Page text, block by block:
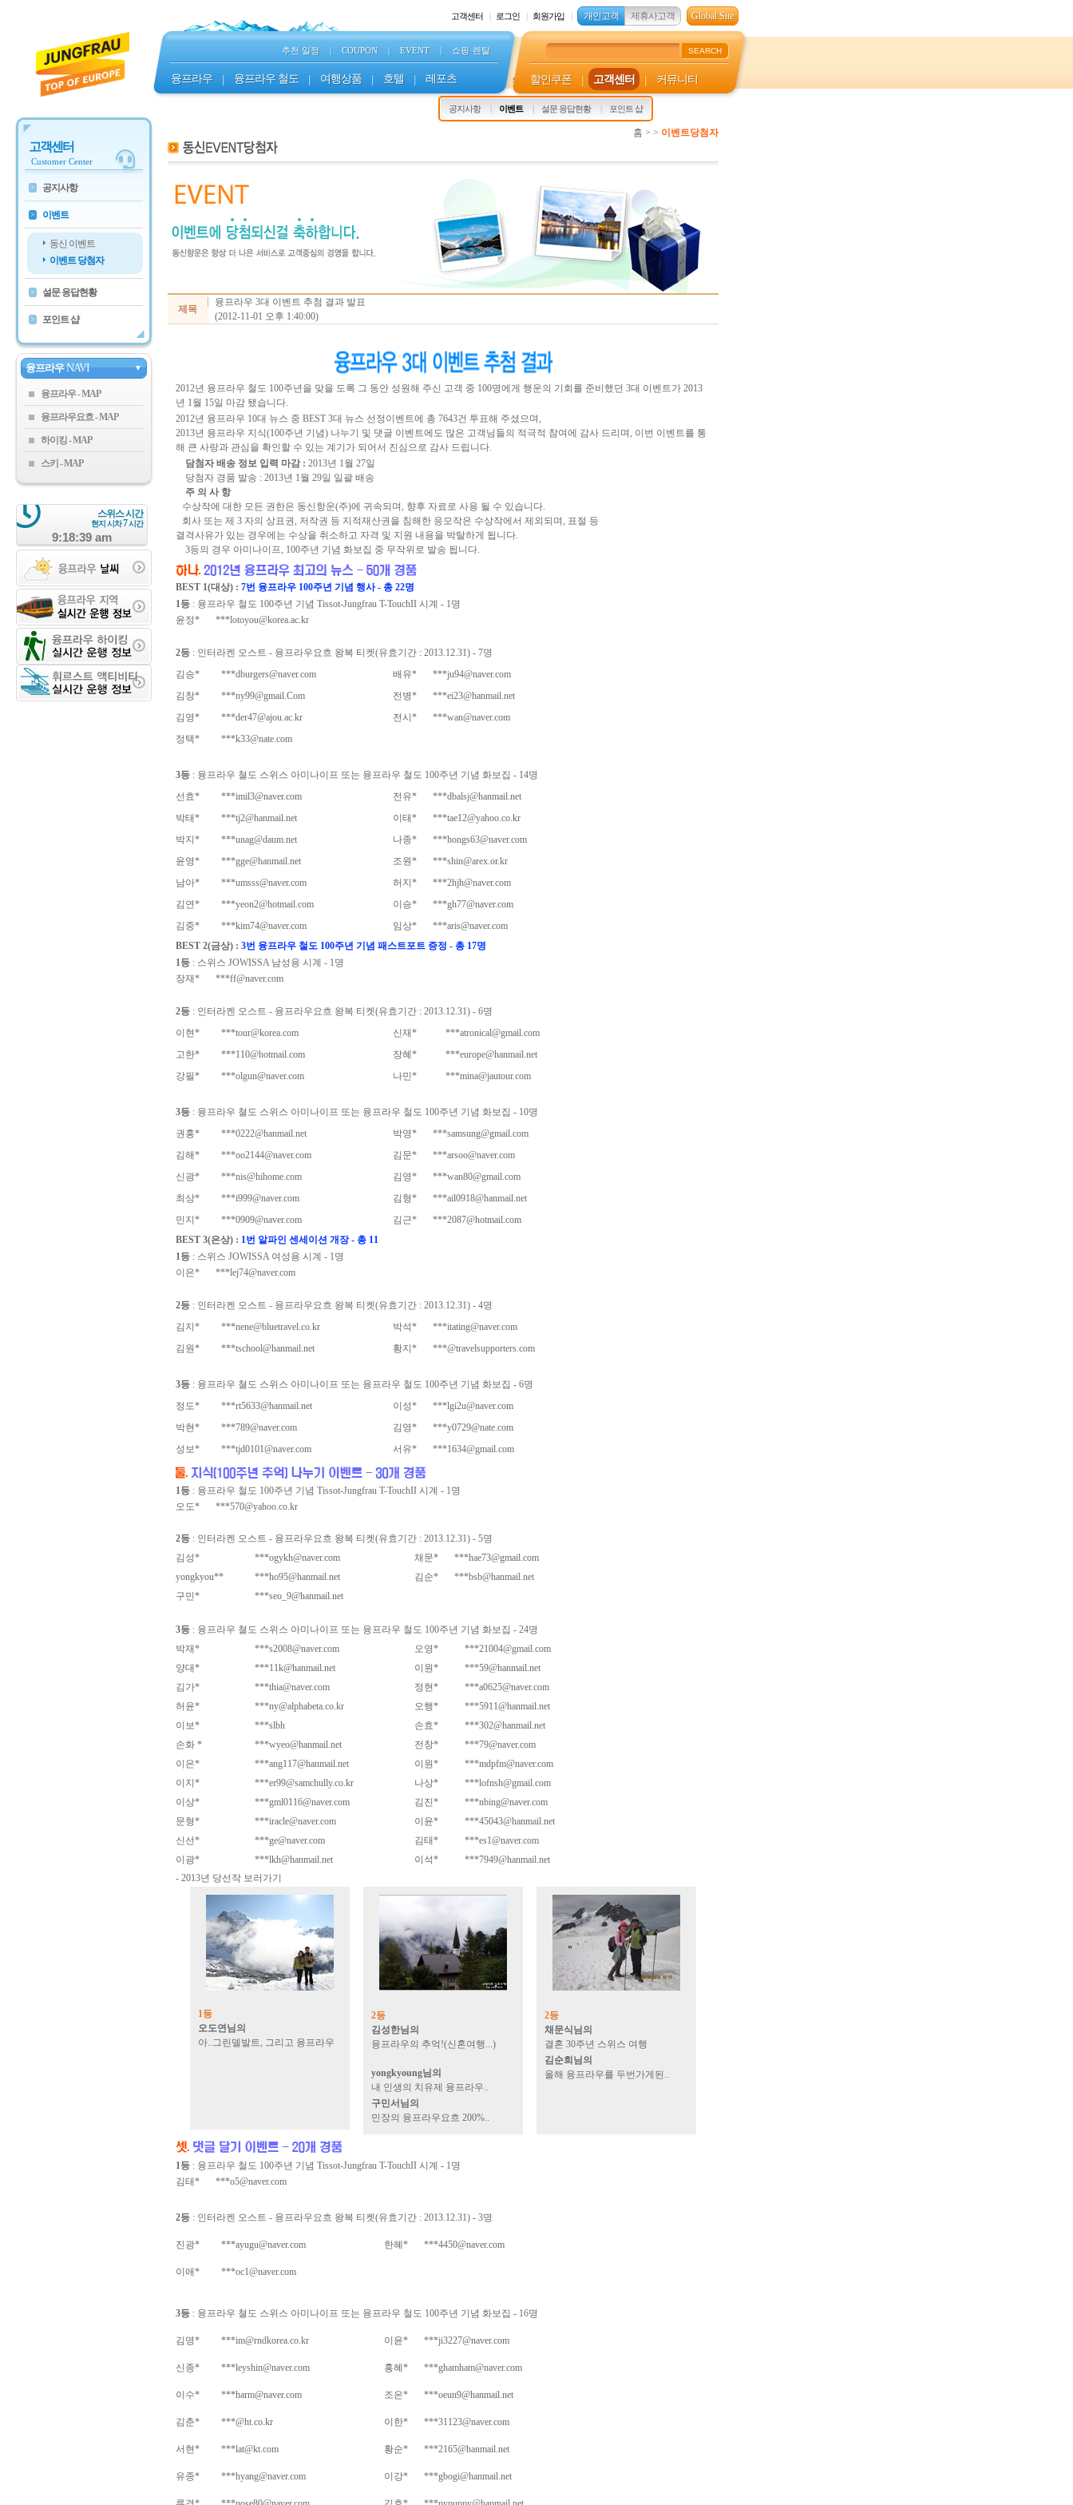
고객센터 로그인 회원가입 개인고객 제휴사고객 Global Site
추천 일정 | COUPON | EVENT | 쇼핑·렌탈
융프라우 융프라우 철도 여행상품 호텔 레포츠 s
SEARCH
할인쿠폰 | 고객센터 | 커뮤니티
공지사항 이벤트 설문 응답현황 포인트 샵
고객센터
Customer Center
> 공지사항
> 이벤트
동신 이벤트
이벤트 당첨자
> 설문 응답현황
> 포인트 샵
융프라우 NAVI ▼
융프라우
융프라우요흐
하이킹
스키
스위스 시간
현지 시차7시간
9:18:40 am
홈 > > 이벤트당첨자
제목
융프라우 3대 이벤트 추첨 결과 발표
(2012-11-01 오후 1:40:00)
2012년 융프라우 철도 100주년을 맞을 도록 그 동안 성원해 주신 고객 중 100명에게 행운의 기회를 준비했던 3대 이벤트가 2013
년 1월 15일 마감 됐습니다.
2012년 융프라우 10대 뉴스 중 BEST 3대 뉴스 선정이벤트에 총 7643건 투표해 주셨으며,
2013년 융프라우 지식(100주년 기념) 나누기 및 댓글 이벤트에도 많은 고객님들의 적극적 참여에 감사 드리며, 이번 이벤트를 통
해 큰 사랑과 관심을 확인할 수 있는 계기가 되어서 진심으로 감사 드립니다.
담첨자 배송 정보 입력 마감 : 2013년 1월 27일
당첨자 경품 발송 : 2013년 1월 29일 일괄 배송
주 의 사 항
수상작에 대한 모든 권한은 동신항운(주)에 귀속되며, 향후 자료로 사용 될 수 있습니다.
회사 또는 제 3 자의 상표권, 저작권 등 지적재산권을 침해한 응모작은 수상작에서 제외되며, 표절 등
결격사유가 있는 경우에는 수상을 취소하고 자격 및 지원 내용을 박탈하게 됩니다.
3등의 경우 아미나이프, 100주년 기념 화보집 중 무작위로 발송 됩니다.
BEST 1(대상) : 7번 융프라우 100주년 기념 행사 - 총 22명
1등 : 융프라우 철도 100주년 기념 Tissot-Jungfrau T-TouchII 시계 - 1명
윤정*
***lotoyou@korea.ac.kr
2등 : 인터라켄 오스트 - 융프라우요흐 왕복 티켓(유효기간 : 2013.12.31) - 7명
김승*
***dburgers@naver.com 배유*
***ju94@naver.com
김창*
***ny99@gmail.Com 전병*
***ei23@hanmail.net
김영*
***der47@ajou.ac.kr 전시*
***wan@naver.com
정택*
***k33@nate.com
3등 : 융프라우 쳘도 스위스 아미나이프 또는 융프라우 철도 100주년 기념 화보집 - 14명
선효*
***imil3@naver.com 전유*
***dbalsj@hanmail.net
박태*
***tj2@hanmail.net 이태*
***tae12@yahoo.co.kr
박지*
***unag@daum.net 나종*
***hongs63@naver.com
윤영*
***gge@hanmail.net 조원*
***shin@arex.or.kr
남아*
***umsss@naver.com 허지*
***2hjh@naver.com
김연*
***yeon2@hotmail.com 이승*
***gh77@naver.com
김중*
***kim74@naver.com 임상*
***aris@naver.com
BEST 2(금상) : 3번 융프라우 철도 100주년 기념 패스트포트 증정 - 총 17명
1등 : 스위스 JOWISSA 남성용 시계 - 1명
장재*
***ff@naver.com
2등 : 인터라켄 오스트 - 융프라우요흐 왕복 티켓(유효기간 : 2013.12.31) - 6명
이현*
***tour@korea.com 신재*
***atronical@gmail.com
고한*
***110@hotmail.com 장혜*
***europe@hanmail.net
강필*
***olgun@naver.com 나민* ***mina@jautour.com
3등 : 융프라우 쳘도 스위스 아미나이프 또는 융프라우 철도 100주년 기념 화보집 - 10명
권홍*
***0222@hanmail.net 박영*
***samsung@gmail.com
김해*
***oo2144@naver.com 김문*
***arsoo@naver.com
신광*
***nis@hihome.com 김영*
***wan80@gmail.com
최상*
***i999@naver.com 김형*
***ail0918@hanmail.net
민지*
***0909@naver.com 김근*
***2087@hotmail.com
BEST 3(은상) : 1번 알파인 센세이션 개장 - 총 11
1등 : 스위스 JOWISSA 여성용 시계 - 1명
이은*
***lej74@naver.com
2등 : 인터라켄 오스트 - 융프라우요흐 왕복 티켓(유효기간 : 2013.12.31) - 4명
김지*
***nene@bluetravel.co.kr 박석*
***itating@naver.com
김원*
***tschool@hanmail.net 황지* ***@travelsupporters.com
3등 : 융프라우 쳘도 스위스 아미나이프 또는 융프라우 철도 100주년 기념 화보집 - 6명
정도*
***rt5633@hanmail.net 이성*
***lgi2u@naver.com
박현*
***789@naver.com 김영*
***y0729@nate.com
성보*
***tjd0101@naver.com 서유* ***1634@gmail.com
1등 : 융프라우 철도 100주년 기념 Tissot-Jungfrau T-TouchII 시계 - 1명
오도*
***570@yahoo.co.kr
2등 : 인터라켄 오스트 - 융프라우요흐 왕복 티켓(유효기간 : 2013.12.31) - 5명
김성*
***ogykh@naver.com 채문*
***hae73@gmail.com
yongkyou**
***ho95@hanmail.net 김순*
***bsb@hanmail.net
구민*
***seo_9@hanmail.net
3등 : 융프라우 쳘도 스위스 아미나이프 또는 융프라우 철도 100주년 기념 화보집 - 24명
박재*
***s2008@naver.com 오영*
***21004@gmail.com
양대*
***11k@hanmail.net 이원*
***59@hanmail.net
김가*
***thia@naver.com 정현*
***a0625@naver.com
허윤*
***ny@alphabeta.co.kr 오행*
***5911@hanmail.net
이보*
***slbh 손효*
***302@hanmail.net
손화 *
***wyeo@hanmail.net 전창*
***79@naver.com
이은*
***ang117@hanmail.net 이원*
***mdpfm@naver.com
이지*
***er99@samchully.co.kr 나상*
***lofnsh@gmail.com
이상*
***gml0116@naver.com 김진*
***nbing@naver.com
문형*
***iracle@naver.com 이윤*
***45043@hanmail.net
신선*
***ge@naver.com 김태*
***es1@naver.com
이광*
***lkh@hanmail.net 이석*
***7949@hanmail.net
- 2013년 당선작 보러가기
1등
오도연님의
아..그린델발트, 그리고 융프라우
2등
김성한님의
융프라우의 추억!(신혼여행...)
yongkyoung님의
내 인생의 치유제 융프라우..
구민서님의
민장의 융프라우요흐 200%..
2등
채문식님의
결혼 30주년 스위스 여행
김순희님의
올해 융프라우를 두번가게된..
1등 : 융프라우 철도 100주년 기념 Tissot-Jungfrau T-TouchII 시계 - 1명
김태*
***o5@naver.com
2등 : 인터라켄 오스트 - 융프라우요흐 왕복 티켓(유효기간 : 2013.12.31) - 3명
진광* ***ayugu@naver.com 한혜* ***4450@naver.com
이애* ***oc1@naver.com
3등 : 융프라우 쳘도 스위스 아미나이프 또는 융프라우 철도 100주년 기념 화보집 - 16명
김명* ***im@rndkorea.co.kr 이윤* ***ji3227@naver.com
신종* ***leyshin@naver.com 홍혜* ***ghamham@naver.com
이수* ***harm@naver.com 조은* ***oeun9@hanmail.net
김춘* ***@ht.co.kr 이한* ***31123@naver.com
서현* ***lat@kt.com 황순* ***2165@hanmail.net
유종* ***hyang@naver.com 이강* ***gbogi@hanmail.net